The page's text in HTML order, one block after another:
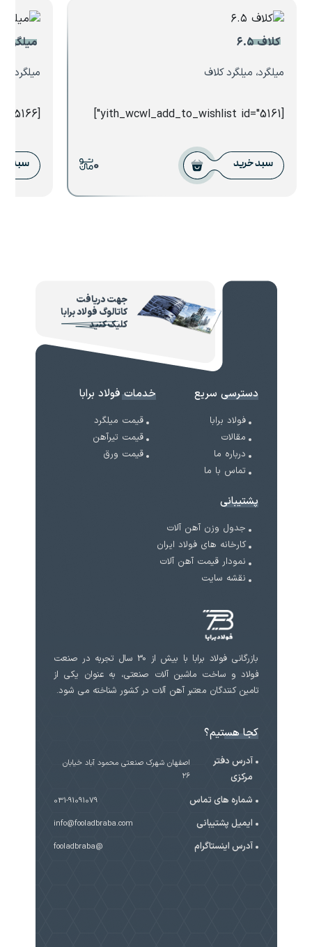
کلاف ۶.۵
میلگرد، میلگرد کلاف
[yith_wcwl_add_to_wishlist id="5161"]
سبد خرید 0
میلگرد ۳۲ بافق یزد
میلگرد،
[yith_wcwl_add_to_wishlist id="5166"]
سبد
جهت دریافت
کاتالوگ فولاد برابا
کلیک کنید
دسترسی سریع
فولاد برابا
مقالات
درباره ما
تماس با ما
خدمات فولاد برابا
قیمت میلگرد
قیمت تیرآهن
قیمت ورق
پشتیبانی
جدول وزن آهن آلات
کارخانه های فولاد ایران
نمودار قیمت آهن آلات
نقشه سایت
بازرگانی فولاد برابا با بیش از 30 سال تجربه در صنعت
فولاد و ساخت ماشین آلات صنعتی، به عنوان یکی از
تامین کنندگان معتبر آهن آلات در کشور شناخته می شود.
کجا هستیم؟
آدرس دفتر
مرکزی
اصفهان شهرک صنعتی محمود آباد خیابان
۲۶
شماره های تماس 031-91091079
ایمیل پشتیبانی info@fooladbraba.com
آدرس اینستاگرام @fooladbraba